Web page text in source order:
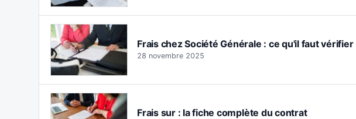
Frais chez Société Générale : ce qu'il faut vérifier
28 novembre 2025
Frais sur : la fiche complète du contrat